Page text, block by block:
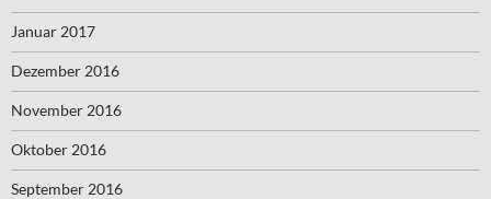
Januar 2017
Dezember 2016
November 2016
Oktober 2016
September 2016